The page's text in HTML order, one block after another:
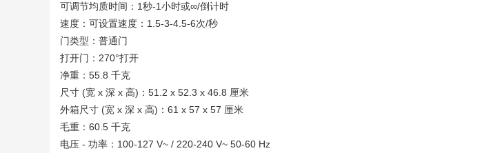
可调节均质时间：1秒-1小时或∞/倒计时
速度：可设置速度：1.5-3-4.5-6次/秒
门类型：普通门
打开门：270°打开
净重：55.8 千克
尺寸 (宽 x 深 x 高)：51.2 x 52.3 x 46.8 厘米
外箱尺寸 (宽 x 深 x 高)：61 x 57 x 57 厘米
毛重：60.5 千克
电压 - 功率：100-127 V~ / 220-240 V~ 50-60 Hz